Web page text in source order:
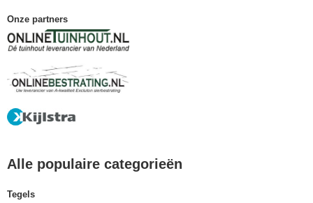
Onze partners
Alle populaire categorieën
Tegels